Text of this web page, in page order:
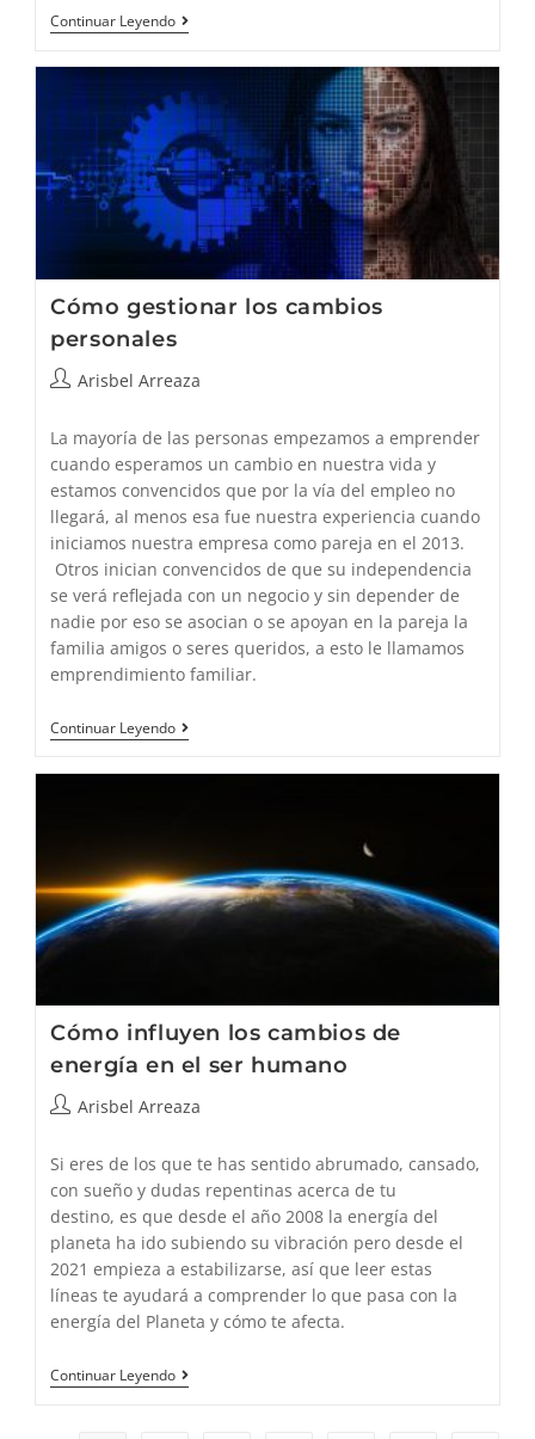
Continuar LeyendoHerramientas
Para
Cambio
Cómo gestionar los cambios
personales
Autor
la
entrada:
Arisbel Arreaza
La mayoría de las personas empezamos a emprender
cuando esperamos un cambio en nuestra vida y
estamos convencidos que por la vía del empleo no
llegará, al menos esa fue nuestra experiencia cuando
iniciamos nuestra empresa como pareja en el 2013.
Otros inician convencidos de que su independencia
se verá reflejada con un negocio y sin depender de
nadie por eso se asocian o se apoyan en la pareja la
familia amigos o seres queridos, a esto le llamamos
emprendimiento familiar.
Continuar LeyendoCómo
Gestionar
Cómo influyen los cambios de
energía en el ser humano
Autor
la
entrada:
Arisbel Arreaza
Si eres de los que te has sentido abrumado, cansado,
con sueño y dudas repentinas acerca de tu
destino, es que desde el año 2008 la energía del
planeta ha ido subiendo su vibración pero desde el
2021 empieza a estabilizarse, así que leer estas
líneas te ayudará a comprender lo que pasa con la
energía del Planeta y cómo te afecta.
Continuar LeyendoCómo
Influyen